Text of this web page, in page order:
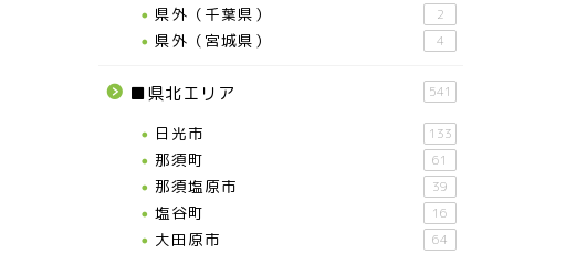
県外（千葉県） 2
県外（宮城県） 4
■県北エリア 541
日光市 133
那須町 61
那須塩原市 39
塩谷町 16
大田原市 64